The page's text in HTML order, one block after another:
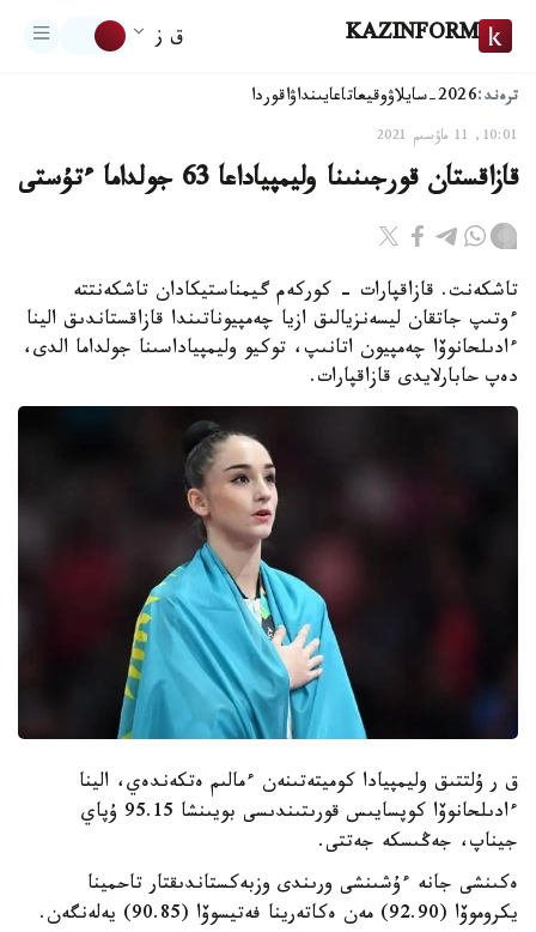
KAZINFORM ق ز
ترەند:2026-سايلاۋ وقيعاتاعايىنداۋاقوردا
10:01, 11 ماۋسىم 2021
قازاقستان قورجىنىنا وليمپياداعا 63 جولداما ءتۇستى
تاشكەنت. قازاقپارات - كوركەم گيمناستيكادان تاشكەنتتە
ءوتىپ جاتقان ليسەنزيالىق ازيا چەمپيوناتىندا قازاقستاندىق الينا
ءادىلحانوۆا چەمپيون اتانىپ، توكيو وليمپياداسىنا جولداما الدى،
دەپ حابارلايدى قازاقپارات.
ق ر ۇلتتىق وليمپيادا كوميتەتىنەن ءمالىم ەتكەندەي، الينا
ءادىلحانوۆا كوپسايىس قورىتىندىسى بويىنشا 95.15 ۇپاي
جيناپ، جەڭىسكە جەتتى.
ەكىنشى جانە ءۇشىنشى ورىندى وزبەكستاندىقتار تاحمينا
يكروموۆا (92.90) مەن ەكاتەرينا فەتيسوۆا (90.85) يەلەنگەن.